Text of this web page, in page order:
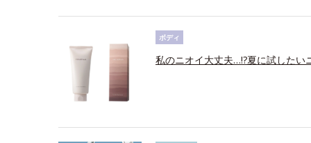
ボディ
私のニオイ大丈夫…!?夏に試したい